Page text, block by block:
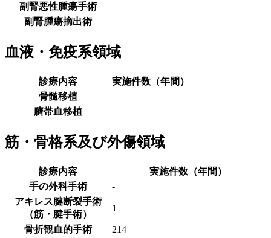
副腎悪性腫瘍手術
副腎腫瘍摘出術
血液・免疫系領域
診療内容
実施件数（年間）
骨髄移植
臍帯血移植
筋・骨格系及び外傷領域
診療内容
実施件数（年間）
手の外科手術
-
アキレス腱断裂手術
（筋・腱手術）
1
骨折観血的手術
214